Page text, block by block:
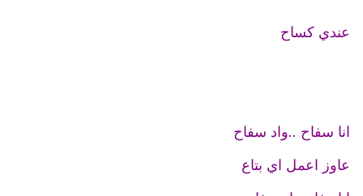
عندي كساح
انا سفاح ..واد سفاح
عاوز اعمل اي بتاع